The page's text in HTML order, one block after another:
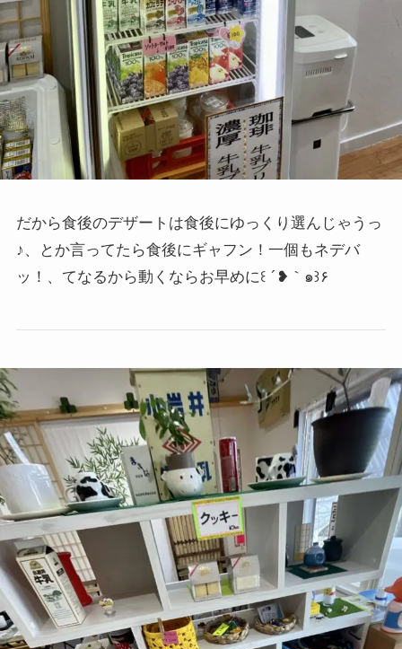
だから食後のデザートは食後にゆっくり選んじゃうっ
♪、とか言ってたら食後にギャフン！一個もネデバ
ッ！、てなるから動くならお早めに꒰ ´❥｀๑꒱۶